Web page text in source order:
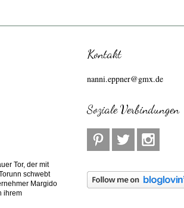
Tor, der mit
schwebt
Margido
ihrem
Kontakt
nanni.eppner@gmx.de
Soziale Verbindungen